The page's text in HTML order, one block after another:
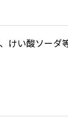
い酸ソーダ